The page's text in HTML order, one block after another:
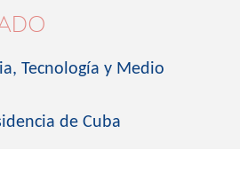
Tecnología y Medio
de Cuba